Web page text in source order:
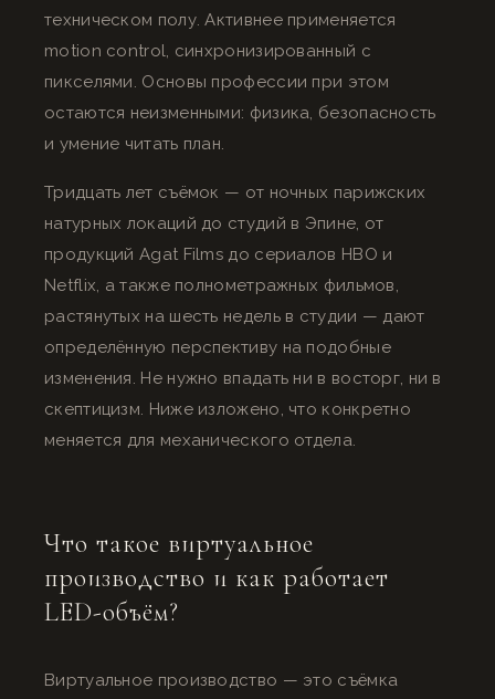
техническом полу. Активнее применяется
motion control, синхронизированный с
пикселями. Основы профессии при этом
остаются неизменными: физика, безопасность
и умение читать план.
Тридцать лет съёмок — от ночных парижских
натурных локаций до студий в Эпине, от
продукций Agat Films до сериалов HBO и
Netflix, а также полнометражных фильмов,
растянутых на шесть недель в студии — дают
определённую перспективу на подобные
изменения. Не нужно впадать ни в восторг, ни в
скептицизм. Ниже изложено, что конкретно
меняется для механического отдела.
Что такое виртуальное
производство и как работает
LED-объём?
Виртуальное производство — это съёмка